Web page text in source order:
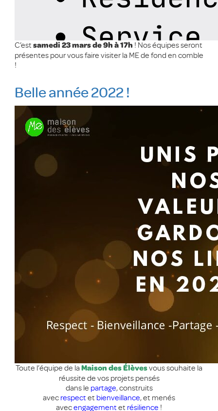
C’est samedi 23 mars de 9h à 17h ! Nos équipes seront
présentes pour vous faire visiter la ME de fond en comble
!
Belle année 2022 !
Toute l’équipe de la Maison des Élèves vous souhaite la
réussite de vos projets pensés
dans le partage, construits
avec respect et bienveillance, et menés
avecengagement et résilience !